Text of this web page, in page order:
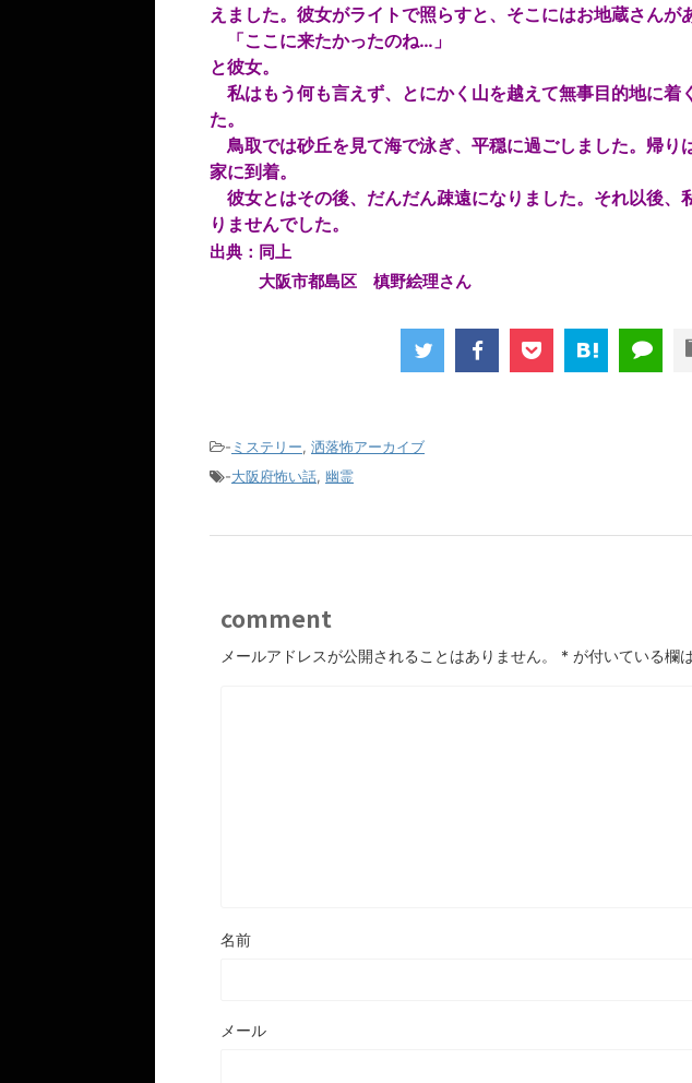
えました。彼女がライトで照らすと、そこにはお地蔵さんが
「ここに来たかったのね…」
と彼女。
私はもう何も言えず、とにかく山を越えて無事目的地に着
た。
鳥取では砂丘を見て海で泳ぎ、平穏に過ごしました。帰り
家に到着。
彼女とはその後、だんだん疎遠になりました。それ以後、
りませんでした。
出典：同上
大阪市都島区 槙野絵理さん
- ミステリー, 洒落怖アーカイブ
-大阪府怖い話, 幽霊
comment
メールアドレスが公開されることはありません。 * が付いている欄
名前
メール